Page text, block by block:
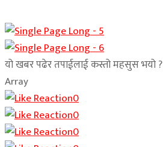
यो खबर पढेर तपाईलाई कस्तो महसुस भयो ?
Array
0
0
0